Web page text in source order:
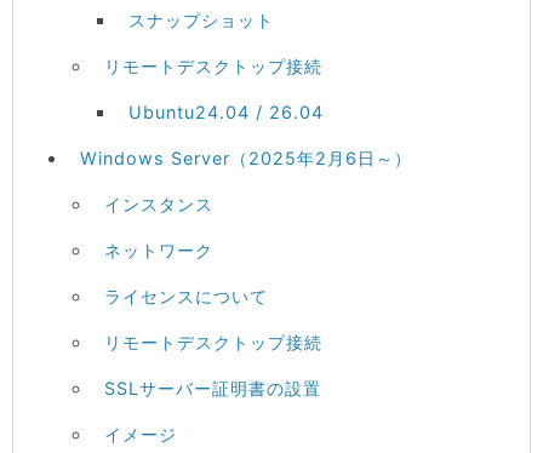
スナップショット
リモートデスクトップ接続
Ubuntu24.04 / 26.04
Windows Server（2025年2月6日～）
インスタンス
ネットワーク
ライセンスについて
リモートデスクトップ接続
SSLサーバー証明書の設置
イメージ